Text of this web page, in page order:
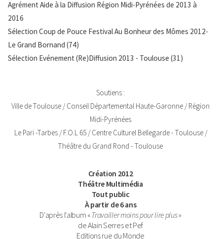
Texte
Agrément Aide à la Diffusion Région Midi-Pyrénées de 2013 à
2016
Sélection Coup de Pouce Festival Au Bonheur des Mômes 2012-
Le Grand Bornand (74)
Sélection Evénement (Re)Diffusion 2013 - Toulouse (31)
Soutiens :
Ville de Toulouse / Conseil Départemental Haute-Garonne / Région
Midi-Pyrénées
Le Pari -Tarbes / F.O.L 65 / Centre Culturel Bellegarde - Toulouse /
Théâtre du Grand Rond - Toulouse
Création 2012
Théâtre Multimédia
Tout public
À partir de 6 ans
D'après l'album «Travailler moins pour lire plus»
de Alain Serres et Pef
Editions rue du Monde